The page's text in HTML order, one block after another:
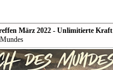
März 2022 - Unlimitierte Kraft